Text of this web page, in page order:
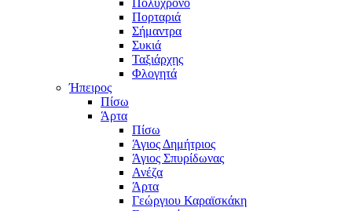
Πολύχρονο
Πορταριά
Σήμαντρα
Συκιά
Ταξιάρχης
Φλογητά
Ήπειρος
Πίσω
Άρτα
Πίσω
Άγιος Δημήτριος
Άγιος Σπυρίδωνας
Ανέζα
Άρτα
Γεώργιου Καραϊσκάκη